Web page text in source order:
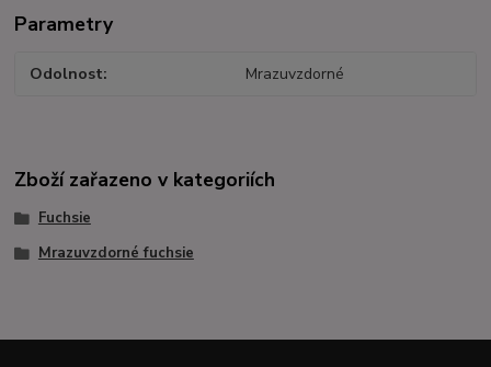
Parametry
Odolnost Mrazuvzdorné
Zboží zařazeno v kategoriích
Fuchsie
Mrazuvzdorné fuchsie